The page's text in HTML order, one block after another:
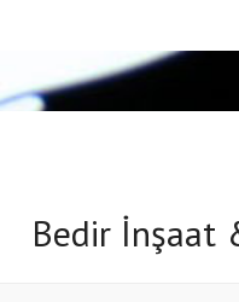
Bedir İnşaat